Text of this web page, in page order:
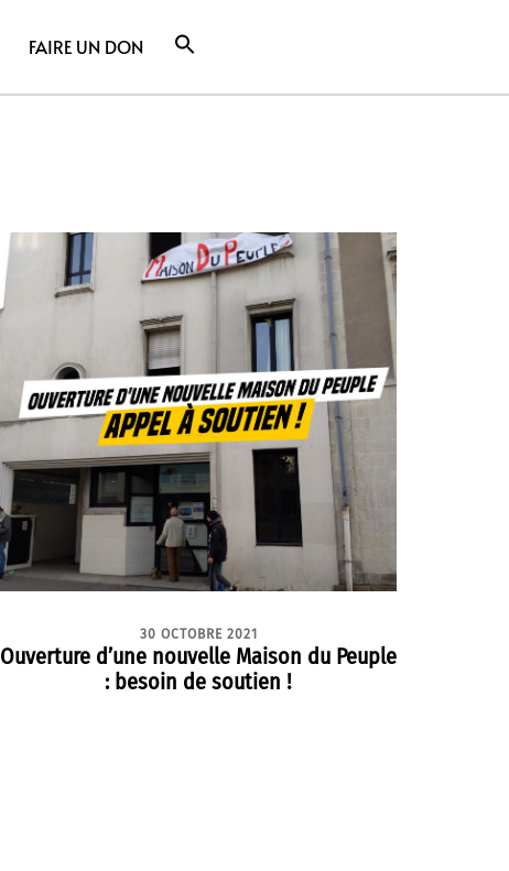
FAIRE UN DON
30 OCTOBRE 2021
Ouverture d’une nouvelle Maison du Peuple
: besoin de soutien !